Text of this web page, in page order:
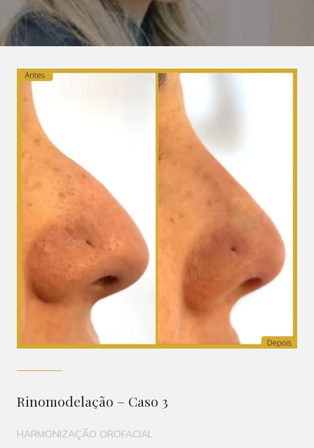
Rinomodelação – Caso 3
HARMONIZAÇÃO OROFACIAL